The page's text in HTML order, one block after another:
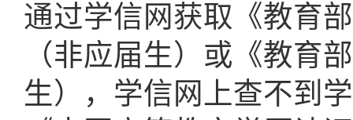
通过学信网获取《教育
（非应届生）或《教育
生），学信网上查不到